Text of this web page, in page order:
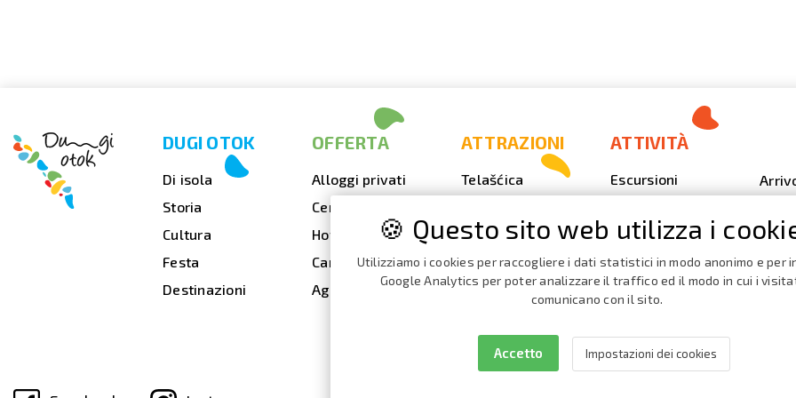
DUGI OTOK
Di isola
Storia
Cultura
Festa
Destinazioni
OFFERTA
Alloggi privati
Cenare fuori
Hotel
Campeggi
Agenzie di viaggio
ATTRAZIONI
Telašćica
Il faro Veli Rat
Spiagge,
insenature
La Grotta del
ATTIVITÀ
Escursioni
Outdoor
Pesca
Nautica
🍪 Questo sito web utilizza i
Utilizziamo i cookies per raccogliere i dati statistici in modo anonimo e per
Google Analytics per poter analizzare il traffico ed il modo in cui i
comunicano con il sito.
Accetto Impostazioni dei cookies